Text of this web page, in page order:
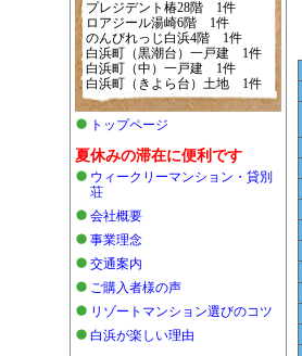
プレジデント椿28階 1件
ロアジール湯崎6階 1件
のんびれっじ白浜4階 1件
白浜町（黒潮台）一戸建 1件
白浜町（中）一戸建 1件
白浜町（きよら台）土地 1件
トップページ
夏休みの滞在に便利です
ウィークリーマンション・貸別
荘
会社概要
事業理念
交通案内
ご購入者様の声
リゾートマンション選びのコツ
白浜が楽しい理由